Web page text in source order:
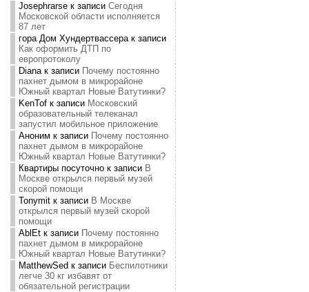
Josephrarseк записи Сегодня
Московской области исполняется
87 лет
гора Дом Хундертвассерак записи
Как оформить ДТП по
европротоколу
Dianaк записи Почему постоянно
пахнет дымом в микрорайоне
Южный квартал Новые Ватутинки?
KenTofк записи Московский
образовательный телеканал
запустил мобильное приложение
Аноним к записи Почему постоянно
пахнет дымом в микрорайоне
Южный квартал Новые Ватутинки?
Квартиры посуточнок записи В
Москве открылся первый музей
скорой помощи
Tonymitк записи В Москве
открылся первый музей скорой
помощи
AblEtк записи Почему постоянно
пахнет дымом в микрорайоне
Южный квартал Новые Ватутинки?
MatthewSed к записи Беспилотники
легче 30 кг избавят от
обязательной регистрации